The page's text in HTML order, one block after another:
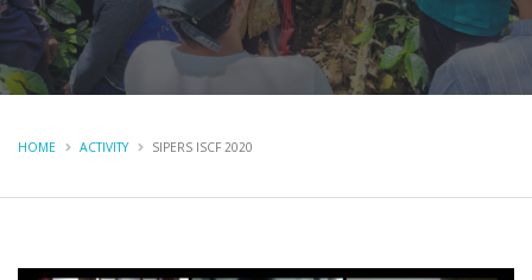
HOME ACTIVITY SIPERS ISCF 2020